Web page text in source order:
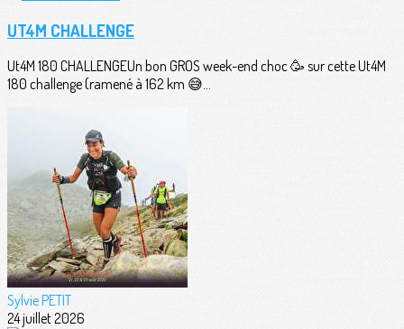
UT4M CHALLENGE
Ut4M 180 CHALLENGEUn bon GROS week-end choc 🥳 sur cette Ut4M
180 challenge (ramené à 162 km 😅...
Sylvie PETIT
24 juillet 2026